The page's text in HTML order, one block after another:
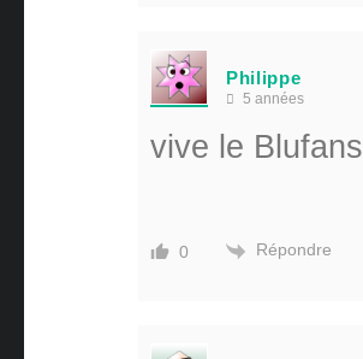
Philippe
5 années
vive le Blufans
0 Répondre